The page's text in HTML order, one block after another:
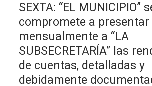
SEXTA: “EL MUNICIPIO”
compromete a presentar
mensualmente a “LA
SUBSECRETARÍA” las
de cuentas, detalladas y
debidamente